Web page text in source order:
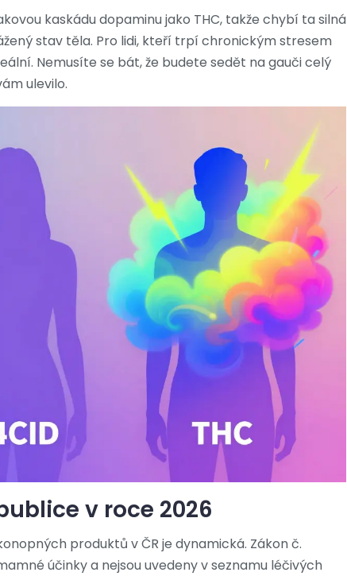
kaskádu dopaminu jako THC, takže chybí ta silná
stav těla. Pro lidi, kteří trpí chronickým stresem
Nemusíte se bát, že budete sedět na gauči celý
ulevilo.
v roce 2026
produktů v ČR je dynamická. Zákon č.
účinky a nejsou uvedeny v seznamu léčivých